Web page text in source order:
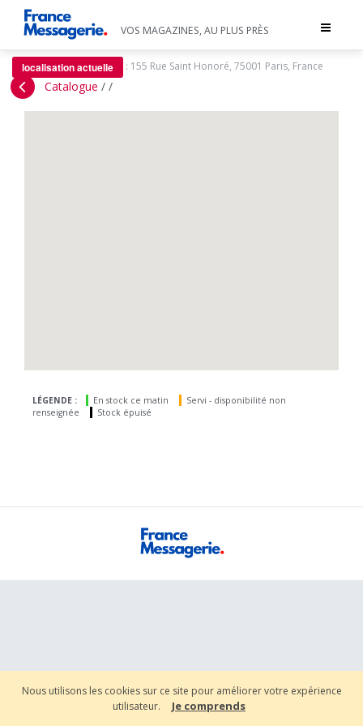
Nous utilisons les cookies sur ce site pour améliorer votre expérience
utilisateur.
Je comprends
Toggle
VOS MAGAZINES, AU PLUS PRÈS
localisation actuelle : 155 Rue Saint Honoré, 75001 Paris, France
Catalogue / /
LÉGENDE : En stock ce matin
Servi - disponibilité non
renseignée
Stock épuisé